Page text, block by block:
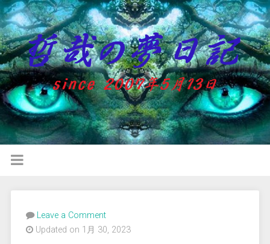
Leave a Comment
Updated on 1月 30, 2023